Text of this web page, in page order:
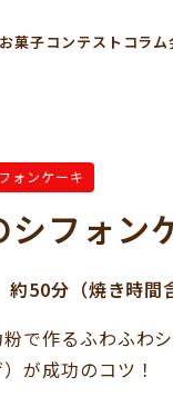
お菓子コンテスト コラム
ォンケーキ
フォン
50分（焼き時間
で作るふわふわ
）が成功のコツ！